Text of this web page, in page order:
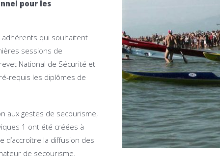
pour les
qui souhaitent
sessions de
National de Sécurité et
requis les diplômes de
aux gestes de secourisme,
1 ont été créées à
d’accroître la diffusion des
de secourisme.